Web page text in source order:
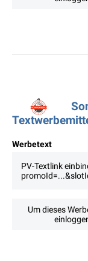
Werbetext
PV-Textlink
Um dieses